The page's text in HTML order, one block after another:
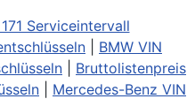
Serviceintervall
BMW VIN
Bruttolistenpreis
Mercedes-Benz VIN